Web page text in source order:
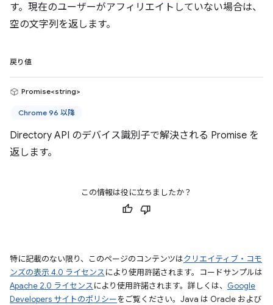
す。現在のユーザーがアフィリエイトしていない場合は、
空の文字列を返します。
戻り値
Promise<string>
Chrome 96 以降
Directory API のデバイス識別子で解決される Promise を
返します。
この情報は役に立ちましたか？
特に記載のない限り、このページのコンテンツはクリエイティブ・コモ
ンズの表示 4.0 ライセンスにより使用許諾されます。コードサンプルは
Apache 2.0 ライセンスにより使用許諾されます。詳しくは、 Google
Developers サイトのポリシーをご覧ください。Java は Oracle および